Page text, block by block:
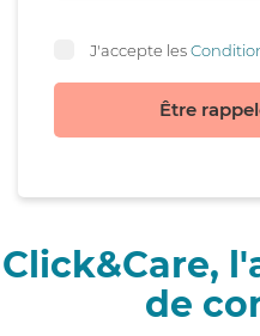
J'accepte les
Être
Click&Care,
de